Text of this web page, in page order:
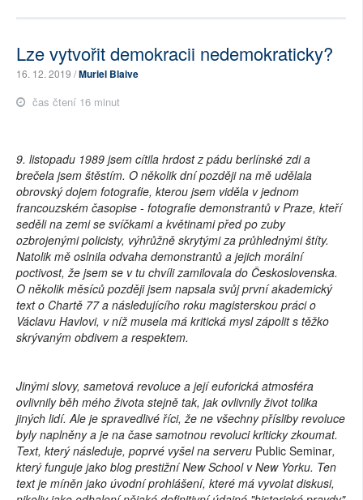
Lze vytvořit demokracii nedemokraticky?
16. 12. 2019 /Muriel Blaive
čas čtení 16 minut
9. listopadu 1989 jsem cítila hrdost z pádu berlínské zdi a
brečela jsem štěstím. O několik dní později na mě udělala
obrovský dojem fotografie, kterou jsem viděla v jednom
francouzském časopise - fotografie demonstrantů v Praze, kteří
seděli na zemi se svíčkami a květinami před po zuby
ozbrojenými policisty, výhrůžně skrytými za průhlednými štíty.
Natolik mě oslnila odvaha demonstrantů a jejich morální
poctivost, že jsem se v tu chvíli zamilovala do Československa.
O několik měsíců později jsem napsala svůj první akademický
text o Chartě 77 a následujícího roku magisterskou práci o
Václavu Havlovi, v níž musela má kritická mysl zápolit s těžko
skrývaným obdivem a respektem.
Jinými slovy, sametová revoluce a její euforická atmosféra
ovlivnily běh mého života stejně tak, jak ovlivnily život tolika
jiných lidí. Ale je spravedlivé říci, že ne všechny přísliby revoluce
byly naplněny a je na čase samotnou revoluci kriticky zkoumat.
Text, který následuje, poprvé vyšel na serveru Public Seminar,
který funguje jako blog prestižní New School v New Yorku. Ten
text je míněn jako úvodní prohlášení, které má vyvolat diskusi,